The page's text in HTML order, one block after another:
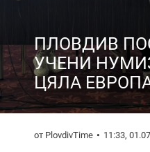
ПЛОВДИВ
УЧЕНИ
ЦЯЛА
от PlovdivTime 11:33,